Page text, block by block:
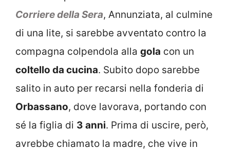
Corriere della Sera, Annunziata, al culmine
di una lite, si sarebbe avventato contro la
compagna colpendola alla gola con un
coltello da cucina. Subito dopo sarebbe
salito in auto per recarsi nella fonderia di
Orbassano, dove lavorava, portando con
sé la figlia di 3 anni. Prima di uscire, però,
avrebbe chiamato la madre, che vive in